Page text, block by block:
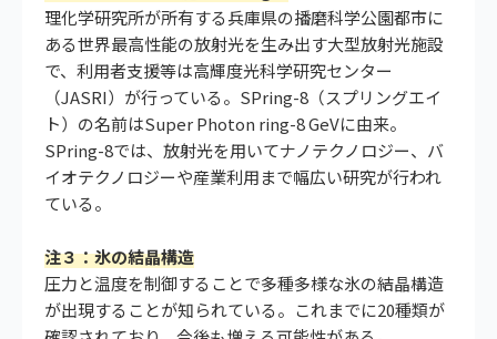
理化学研究所が所有する兵庫県の播磨科学公園都市に
ある世界最高性能の放射光を生み出す大型放射光施設
で、利用者支援等は高輝度光科学研究センター
（JASRI）が行っている。SPring-8（スプリングエイ
ト）の名前はSuper Photon ring-8 GeVに由来。
SPring-8では、放射光を用いてナノテクノロジー、バ
イオテクノロジーや産業利用まで幅広い研究が行われ
ている。
注３：氷の結晶構造
圧力と温度を制御することで多種多様な氷の結晶構造
が出現することが知られている。これまでに20種類が